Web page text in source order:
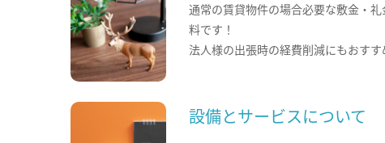
通常の賃貸物件の場合必要な敷金・
料です！
法人様の出張時の経費削減にもおすす
設備とサービスについて